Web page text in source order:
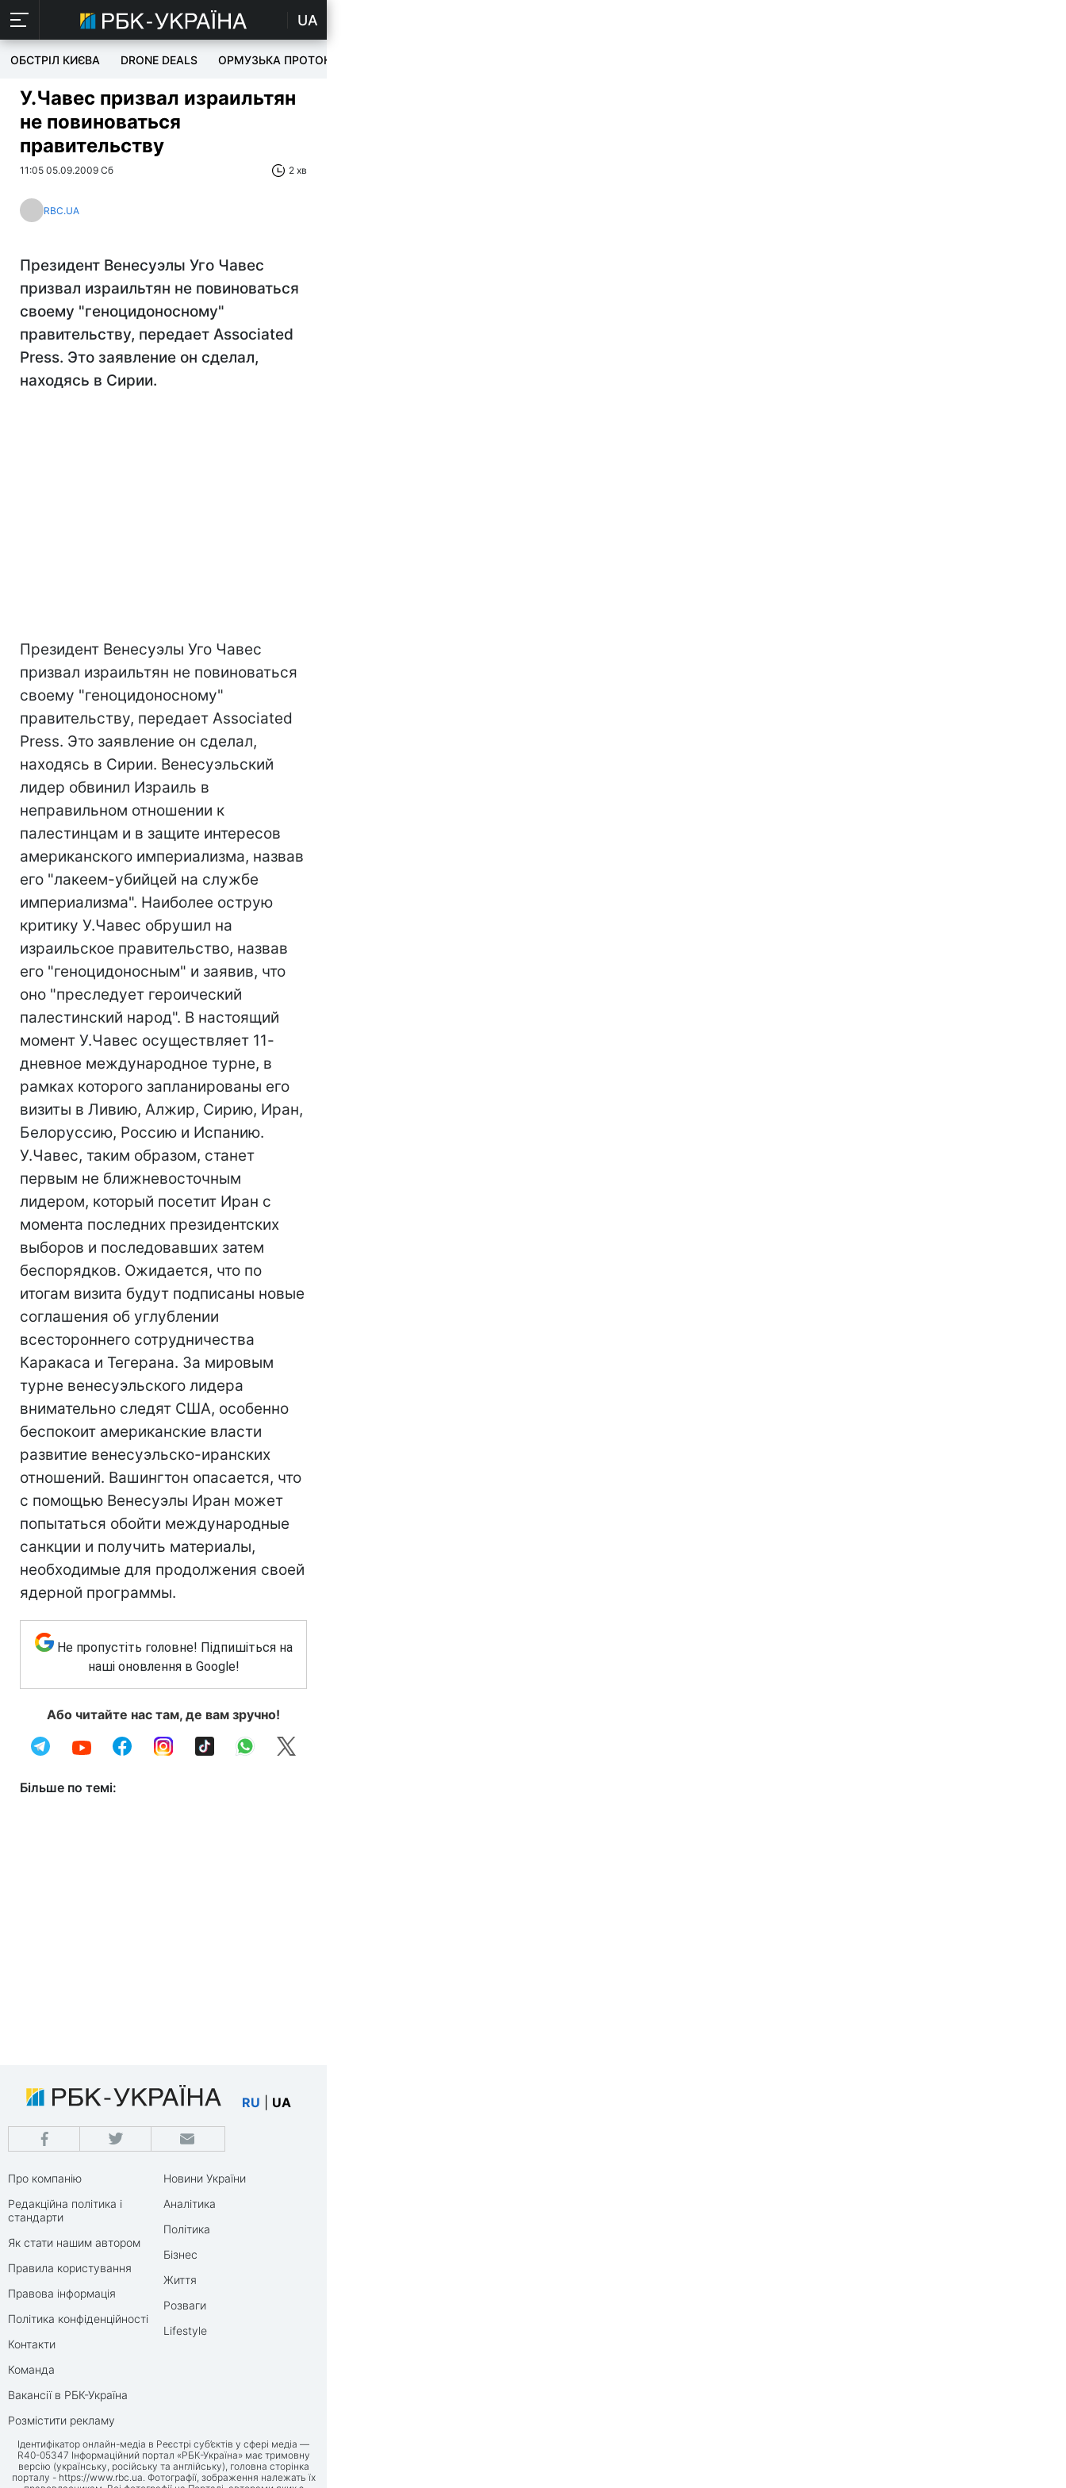
UA
ОБСТРІЛ КИЄВА DRONE DEALS ОРМУЗЬКА ПРОТОКА
У.Чавес призвал израильтян
не повиноваться
правительству
11:05 05.09.2009 Сб 2 хв
RBC.UA
Президент Венесуэлы Уго Чавес
призвал израильтян не повиноваться
своему "геноцидоносному"
правительству, передает Associated
Press. Это заявление он сделал,
находясь в Сирии.
Президент Венесуэлы Уго Чавес
призвал израильтян не повиноваться
своему "геноцидоносному"
правительству, передает Associated
Press. Это заявление он сделал,
находясь в Сирии. Венесуэльский
лидер обвинил Израиль в
неправильном отношении к
палестинцам и в защите интересов
американского империализма, назвав
его "лакеем-убийцей на службе
империализма". Наиболее острую
критику У.Чавес обрушил на
израильское правительство, назвав
его "геноцидоносным" и заявив, что
оно "преследует героический
палестинский народ". В настоящий
момент У.Чавес осуществляет 11-
дневное международное турне, в
рамках которого запланированы его
визиты в Ливию, Алжир, Сирию, Иран,
Белоруссию, Россию и Испанию.
У.Чавес, таким образом, станет
первым не ближневосточным
лидером, который посетит Иран с
момента последних президентских
выборов и последовавших затем
беспорядков. Ожидается, что по
итогам визита будут подписаны новые
соглашения об углублении
всестороннего сотрудничества
Каракаса и Тегерана. За мировым
турне венесуэльского лидера
внимательно следят США, особенно
беспокоит американские власти
развитие венесуэльско-иранских
отношений. Вашингтон опасается, что
с помощью Венесуэлы Иран может
попытаться обойти международные
санкции и получить материалы,
необходимые для продолжения своей
ядерной программы.
Не пропустіть головне! Підпишіться на
наші оновлення в Google!
Або читайте нас там, де вам зручно!
Більше по темі:
RU UA
Про компанію
Редакційна політика і
стандарти
Як стати нашим автором
Правила користування
Правова інформація
Політика конфіденційності
Контакти
Команда
Вакансії в РБК-Україна
Розмістити рекламу
Новини України
Аналітика
Політика
Бізнес
Життя
Розваги
Lifestyle
Ідентифікатор онлайн-медіа в Реєстрі суб’єктів у сфері медіа —
R40-05347 Інформаційний портал «РБК-Україна» має тримовну
версію (українську, російську та англійську), головна сторінка
порталу - https://www.rbc.ua. Фотографії, зображення належать їх